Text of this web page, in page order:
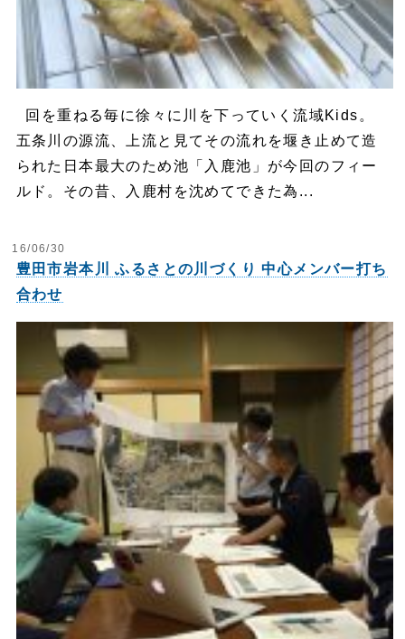
回を重ねる毎に徐々に川を下っていく流域Kids。
五条川の源流、上流と見てその流れを堰き止めて造
られた日本最大のため池「入鹿池」が今回のフィー
ルド。その昔、入鹿村を沈めてできた為...
16/06/30
豊田市岩本川 ふるさとの川づくり 中心メンバー打ち
合わせ